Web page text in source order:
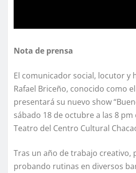
Nota de prensa
El comunicador social, locutor y
Rafael Briceño, conocido como
presentará su nuevo show
sábado 18 de octubre a las 8 pm
Teatro del Centro Cultural
Tras un año de trabajo creativo,
probando rutinas en diversos